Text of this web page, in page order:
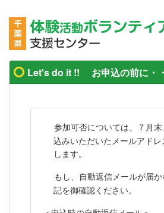
Let's do it !! お申込の前に・
参加可否については、７月
込みいただいたメールアド
します。
もし、自動返信メールが届
記を御確認ください。